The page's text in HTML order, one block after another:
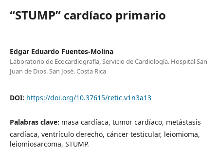
“STUMP” cardíaco primario
Edgar Eduardo Fuentes-Molina
Laboratorio de Ecocardiografía, Servicio de Cardiología. Hospital San
Juan de Dios. San José. Costa Rica
DOI: https://doi.org/10.37615/retic.v1n3a13
Palabras clave: masa cardíaca, tumor cardíaco, metástasis
cardíaca, ventrículo derecho, cáncer testicular, leiomioma,
leiomiosarcoma, STUMP.